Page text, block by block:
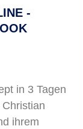
-
in 3 Tagen
ihrem